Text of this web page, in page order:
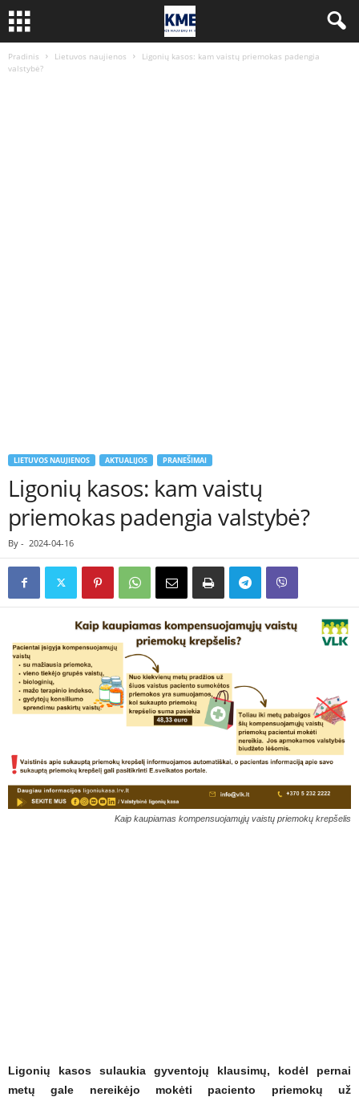
Pradinis Lietuvos naujienos
Ligonių kasos: kam vaistų priemokas padengia
valstybė?
LIETUVOS NAUJIENOS AKTUALIJOS PRANEŠIMAI
Ligonių kasos: kam vaistų
priemokas padengia valstybė?
By - 2024-04-16
Kaip kaupiamas kompensuojamųjų vaistų priemokų krepšelis
Ligonių kasos sulaukia gyventojų klausimų, kodėl pernai
metų gale nereikėjo mokėti paciento priemokų už